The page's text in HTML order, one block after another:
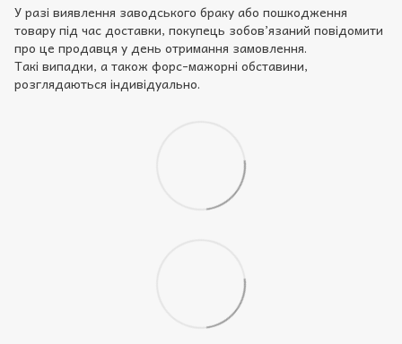
У разі виявлення заводського браку або пошкодження
товару під час доставки, покупець зобов’язаний повідомити
про це продавця у день отримання замовлення.
Такі випадки, а також форс-мажорні обставини,
розглядаються індивідуально.